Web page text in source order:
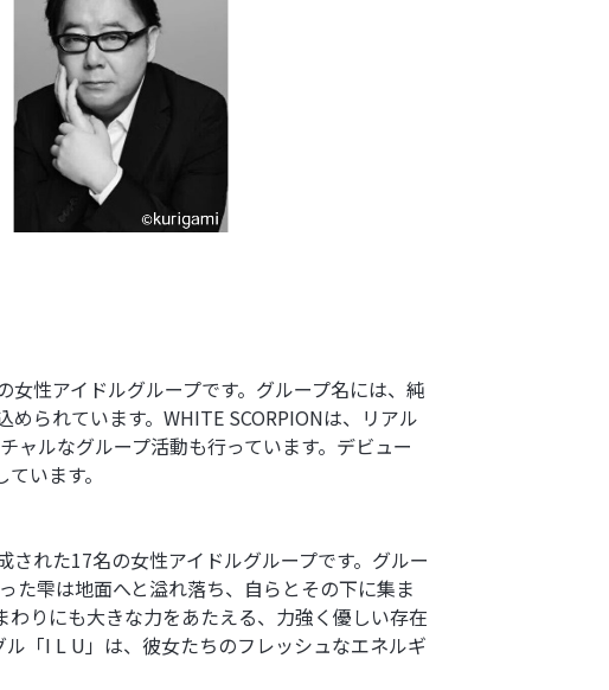
性アイドルグループです。グループ名には、純
られています。WHITE SCORPIONは、リアル
ャルなグループ活動も行っています。デビュー
います。
れた17名の女性アイドルグループです。グルー
た雫は地面へと溢れ落ち、自らとその下に集ま
りにも大きな力をあたえる、力強く優しい存在
「I L U」は、彼女たちのフレッシュなエネルギ